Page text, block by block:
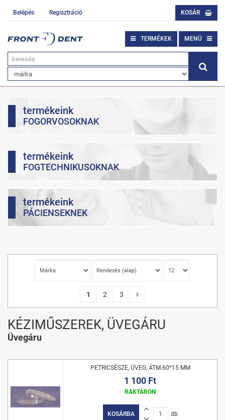
Belépés Regisztráció KOSÁR
TERMÉKEK MENÜ
termékeink
FOGORVOSOKNAK
termékeink
FOGTECHNIKUSOKNAK
termékeink
PÁCIENSEKNEK
1 2 3
KÉZIMŰSZEREK, ÜVEGÁRU
Üvegáru
PETRICSÉSZE, ÜVEG, ÁTM.60*15 MM
1 100 Ft
RAKTÁRON
KOSÁRBA db